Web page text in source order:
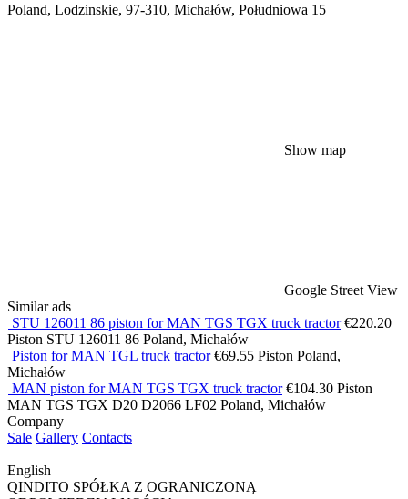
Poland, Lodzinskie, 97-310, Michałów, Południowa 15
Show map
Google Street View
Similar ads
STU 126011 86 piston for MAN TGS TGX truck tractor €220.20
Piston STU 126011 86 Poland, Michałów
Piston for MAN TGL truck tractor €69.55 Piston Poland,
Michałów
MAN piston for MAN TGS TGX truck tractor €104.30 Piston
MAN TGS TGX D20 D2066 LF02 Poland, Michałów
Company
Sale Gallery Contacts
English
QINDITO SPÓŁKA Z OGRANICZONĄ